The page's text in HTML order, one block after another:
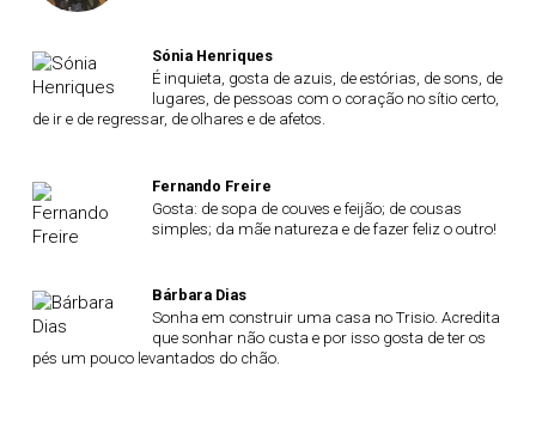
Sónia Henriques
É inquieta, gosta de azuis, de estórias, de sons, de
lugares, de pessoas com o coração no sítio certo,
de ir e de regressar, de olhares e de afetos.
Fernando Freire
Gosta: de sopa de couves e feijão; de cousas
simples; da mãe natureza e de fazer feliz o outro!
Bárbara Dias
Sonha em construir uma casa no Trisio. Acredita
que sonhar não custa e por isso gosta de ter os
pés um pouco levantados do chão.